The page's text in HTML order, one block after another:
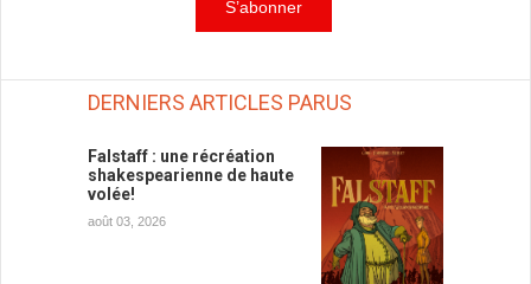
DERNIERS ARTICLES PARUS
Falstaff : une récréation
shakespearienne de haute
volée!
août 03, 2026